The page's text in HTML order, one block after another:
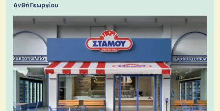
Ανθή Γεωργίου